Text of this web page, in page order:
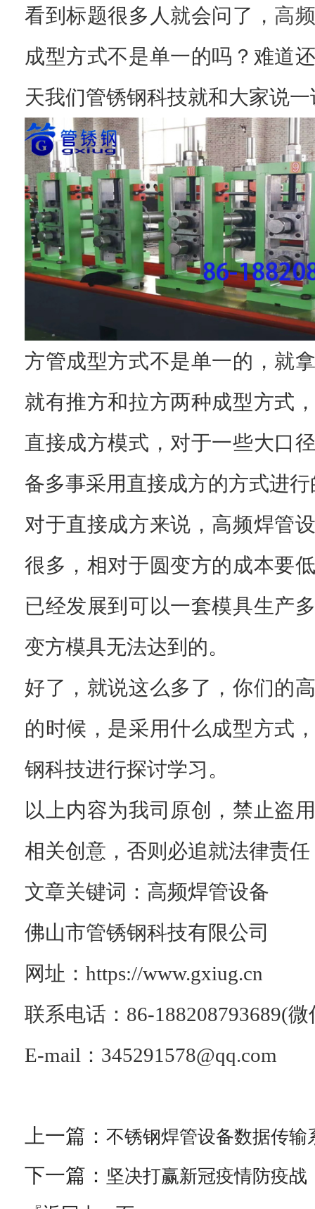
看到标题很多人就会问了， 高
成型方式不是单一的吗？难道
天我们管锈钢科技就和大家说
方管成型方式不是单一的，就
就有推方和拉方两种成型方式
直接成方模式，对于一些大口
备多事采用直接成方的方式进行
对于直接成方来说，高频焊管
很多，相对于圆变方的成本要
已经发展到可以一套模具生产
变方模具无法达到的。
好了，就说这么多了，你们的
的时候，是采用什么成型方式
钢科技进行探讨学习。
以上内容为我司原创，禁止盗
相关创意，否则必追就法律责任
文章关键词：高频焊管设备
佛山市管锈钢科技有限公司
网址：https://www.gxiug.cn
联系电话：86-188208793689(
E-mail：345291578@qq.com
上一篇： 不锈钢焊管设备数据传输
下一篇： 坚决打赢新冠疫情防疫